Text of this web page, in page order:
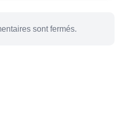
sont fermés.